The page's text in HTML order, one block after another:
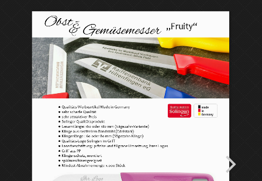
PORZELLAN
DIE PORZELLAN-SERIEN
GESCHIRR MAXIMA
GESCHIRR SAMMY
GESCHIRR ITALIANO
QUALITÄT
HÄUFIG GESTELLTE